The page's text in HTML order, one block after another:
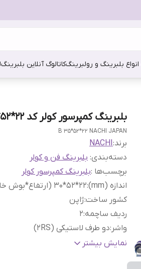
بلبرینگ و رولبرینگکاتالوگ آنلاین بلبرینگ
بلبرینگ کمپرسور کولر کد 22*52*30 B برند NACHI ژاپن اصلی
B 35*52*22 NACHI JAPAN
برند:NACHI
دسته‌بندی: بلبرینگ فن و کولر
برچسب‌ها :بلبرینگ کمپرسور کولر
اندازه (mm)
:22*52*30 (ارتفاع*بوش خارجی*بوش داخلی)
کشور ساخت:ژاپن
ردیف ساچمه:
2
واشر :دو طرف لاستیکی (2RS)
اصالت کالا:اصلنمایش بیشتر